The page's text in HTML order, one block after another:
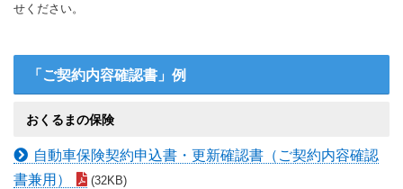
せください。
「ご契約内容確認書」例
おくるまの保険
自動車保険契約申込書・更新確認書（ご契約内容確認
書兼用）
(32KB)